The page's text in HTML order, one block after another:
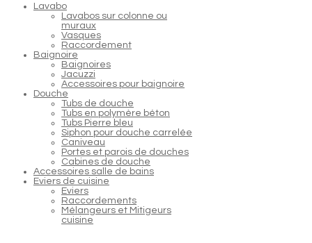
Lavabo
Lavabos sur colonne ou
muraux
Vasques
Raccordement
Baignoire
Baignoires
Jacuzzi
Accessoires pour baignoire
Douche
Tubs de douche
Tubs en polymère béton
Tubs Pierre bleu
Siphon pour douche carrelée
Caniveau
Portes et parois de douches
Cabines de douche
Accessoires salle de bains
Eviers de cuisine
Eviers
Raccordements
Mélangeurs et Mitigeurs
cuisine